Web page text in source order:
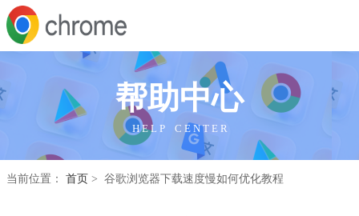
帮助中心
H E L P C E N T E R
当前位置： 首页 > 谷歌浏览器下载速度慢如何优化教程